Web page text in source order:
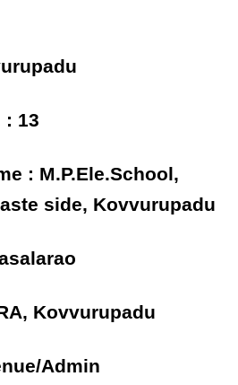
: 13
: M.P.Ele.School,
side, Kovvurupadu
Kovvurupadu
Admin